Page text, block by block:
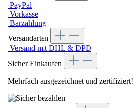
PayPal
Vorkasse
Barzahlung
Versandarten
Versand mit DHL & DPD
Sicher Einkaufen
Mehrfach ausgezeichnet und zertifiziert!